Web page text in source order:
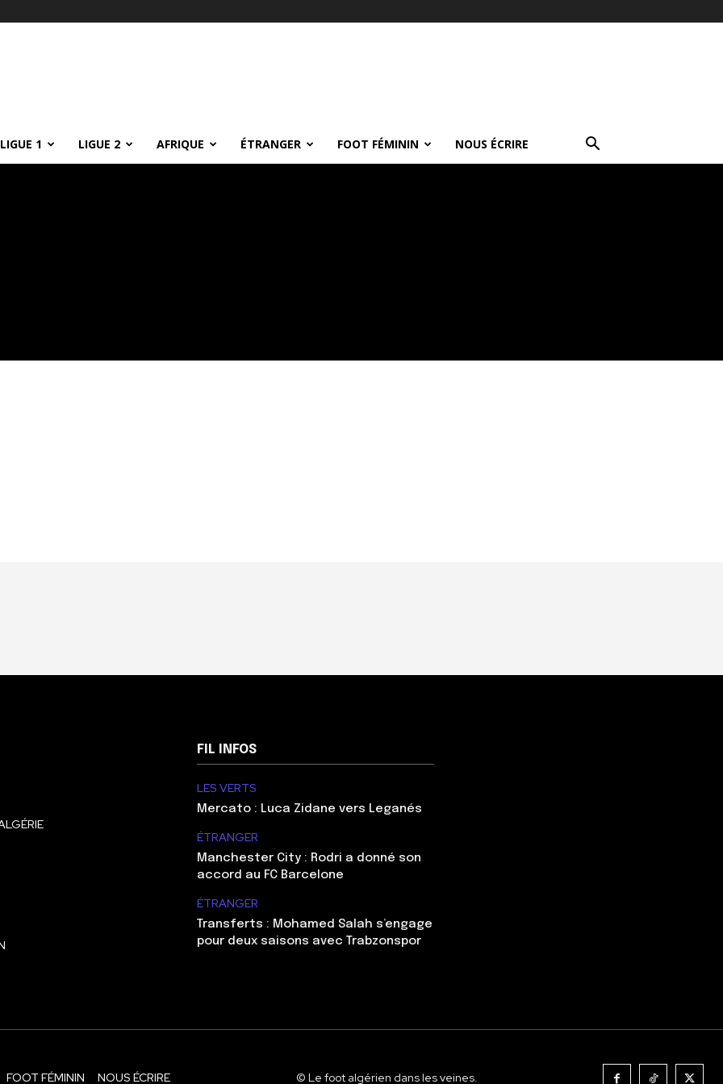
LIGUE 1 LIGUE 2 AFRIQUE ÉTRANGER FOOT FÉMININ NOUS ÉCRIRE
FIL INFOS
LES VERTS
Mercato : Luca Zidane vers Leganés
ÉTRANGER
Manchester City : Rodri a donné son
accord au FC Barcelone
ÉTRANGER
Transferts : Mohamed Salah s’engage
pour deux saisons avec Trabzonspor
FOOT FÉMININ NOUS ÉCRIRE © Le foot algérien dans les veines.